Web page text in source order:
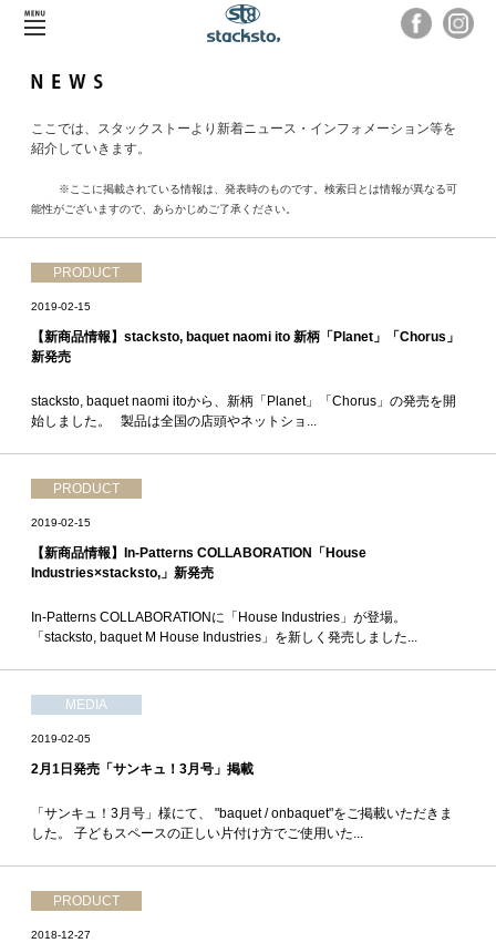
ここでは、スタックストーより新着ニュース・インフォメーション等を
紹介していきます。
※ここに掲載されている情報は、発表時のものです。検索日とは情報が異なる可
能性がございますので、あらかじめご了承ください。
PRODUCT
2019-02-15
【新商品情報】stacksto, baquet naomi ito 新柄「Planet」「Chorus」
新発売
stacksto, baquet naomi itoから、新柄「Planet」「Chorus」の発売を開
始しました。 製品は全国の店頭やネットショ...
PRODUCT
2019-02-15
【新商品情報】In-Patterns COLLABORATION「House
Industries×stacksto,」新発売
In-Patterns COLLABORATIONに「House Industries」が登場。
「stacksto, baquet M House Industries」を新しく発売しました...
MEDIA
2019-02-05
2月1日発売「サンキュ！3月号」掲載
「サンキュ！3月号」様にて、 "baquet / onbaquet"をご掲載いただきま
した。 子どもスペースの正しい片付け方でご使用いた...
PRODUCT
2018-12-27